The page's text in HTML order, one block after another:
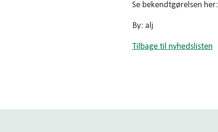
Se bekendtgørelsen her:
By: alj
Tilbage til nyhedslisten